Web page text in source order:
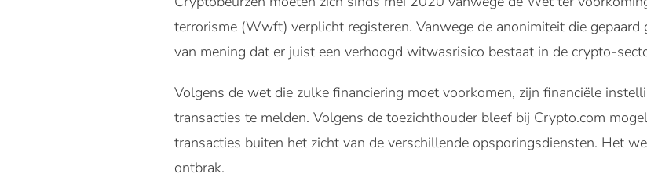
terrorisme (Wwft) verplicht registeren. Vanwege de anonimiteit die
van mening dat er juist een verhoogd witwasrisico bestaat in de crypto-
Volgens de wet die zulke financiering moet voorkomen, zijn financiële
transacties te melden. Volgens de toezichthouder bleef bij Crypto.com
transacties buiten het zicht van de verschillende opsporingsdiensten. Het
ontbrak.